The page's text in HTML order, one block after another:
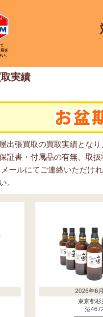
実績
出張買取の買取実績となり
証書・付属品の有無、取
ールにてご連絡いただけ
。
2026年6
東京都杉
酒467